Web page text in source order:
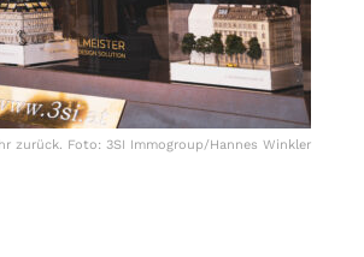
zurück. Foto: 3SI Immogroup/Hannes Winkler